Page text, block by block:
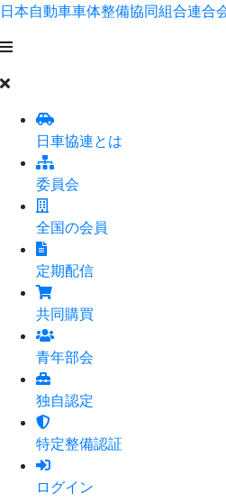
日本自動車車体整備協同組合連合
日車協連とは
委員会
全国の会員
定期配信
共同購買
青年部会
独自認定
特定整備認証
ログイン